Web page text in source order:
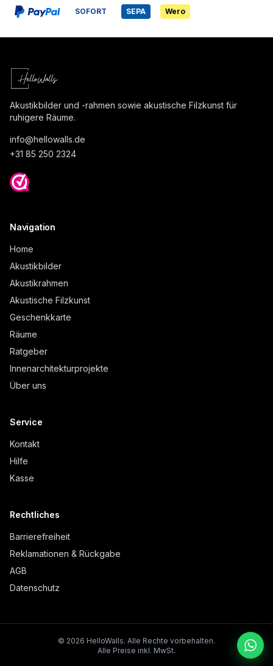
SOFORT SEPA Wero
Akustikbilder und -rahmen sowie akustische Filzkunst für
ruhigere Räume.
info@hellowalls.de
+31 85 250 2324
Navigation
Home
Akustikbilder
Akustikrahmen
Akustische Filzkunst
Geschenkkarte
Räume
Ratgeber
Innenarchitekturprojekte
Über uns
Service
Kontakt
Hilfe
Kasse
Rechtliches
Barrierefreiheit
Reklamationen & Rückgabe
AGB
Datenschutz
© 2026 HelloWalls. Alle Rechte vorbehalten.
Alle Preise inkl. MwSt.